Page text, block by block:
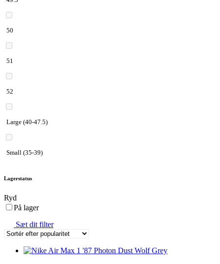
50
51
52
Large (40-47.5)
Small (35-39)
Lagerstatus
Ryd
På lager
Sæt dit filter